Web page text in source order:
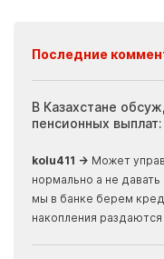
Последние
В Казахстане
пенсионных
kolu411 → Может
нормально а не
мы в банке берем
накопления